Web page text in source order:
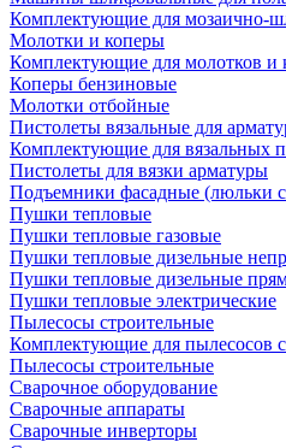
Комплектующие для мозаично-
Молотки и коперы
Комплектующие для молотков и
Коперы бензиновые
Молотки отбойные
Пистолеты вязальные для
Комплектующие для вязальных
Пистолеты для вязки арматуры
Подъемники фасадные (люльки
Пушки тепловые
Пушки тепловые газовые
Пушки тепловые дизельные
Пушки тепловые дизельные
Пушки тепловые электрические
Пылесосы строительные
Комплектующие для пылесосов
Пылесосы строительные
Сварочное оборудование
Сварочные аппараты
Сварочные инверторы